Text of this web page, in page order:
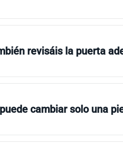
revisáis la puerta
cambiar solo una